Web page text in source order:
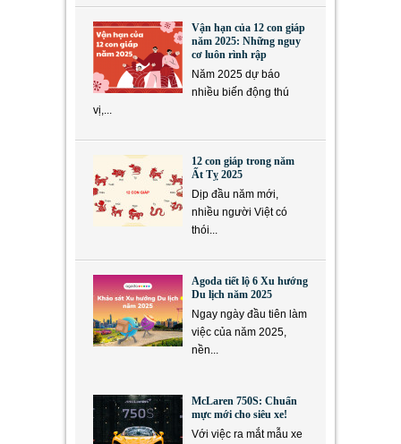
Vận hạn của 12 con giáp
năm 2025: Những nguy
cơ luôn rình rập
Năm 2025 dự báo
nhiều biến động thú
vị,...
12 con giáp trong năm
Ất Tỵ 2025
Dịp đầu năm mới,
nhiều người Việt có
thói...
Agoda tiết lộ 6 Xu hướng
Du lịch năm 2025
Ngay ngày đầu tiên làm
việc của năm 2025,
nền...
McLaren 750S: Chuẩn
mực mới cho siêu xe!
Với việc ra mắt mẫu xe